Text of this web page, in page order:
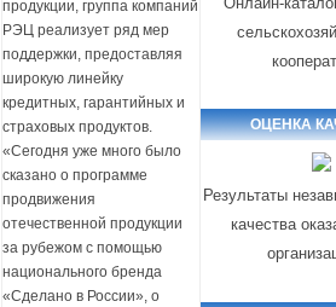
продукции, группа компаний
РЭЦ реализует ряд мер
поддержки, предоставляя
широкую линейку
кредитных, гарантийных и
страховых продуктов.
«Сегодня уже много было
сказано о программе
продвижения
отечественной продукции
за рубежом с помощью
национального бренда
«Сделано в России», о
ОЦЕНКА
Результаты
качества